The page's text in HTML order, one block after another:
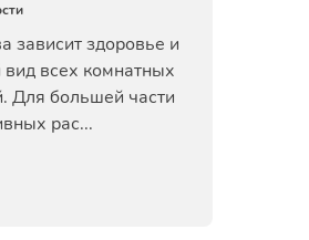
зависит здоровье и
всех комнатных
Для большей части
рас...